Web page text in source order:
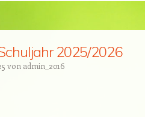
2025/2026
von admin_2016